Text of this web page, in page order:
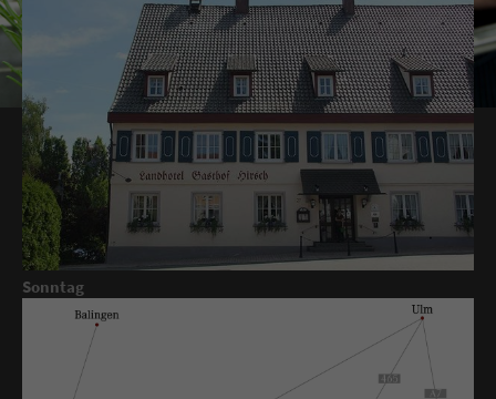
ÖFFNUNGSZEITEN
RESTAURANT
Mo. bis Sa.
11:00 - 14:00 Uhr und 17:30 - 22:00 Uhr
Sonntag
geschlossen
WARME KÜCHE
Mo. bis Sa.